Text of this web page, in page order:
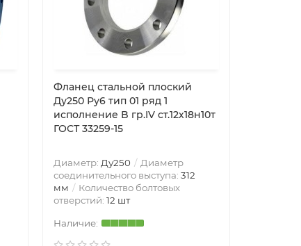
Фланец стальной плоский
Ду250 Ру6 тип 01 ряд 1
исполнение B гр.IV ст.12х18н10т
ГОСТ 33259-15
Диаметр: Ду250
Диаметр
соединительного выступа: 312
мм
Количество болтовых
отверстий: 12 шт